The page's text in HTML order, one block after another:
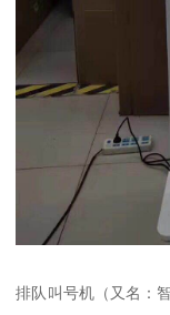
排队叫号机（又名：